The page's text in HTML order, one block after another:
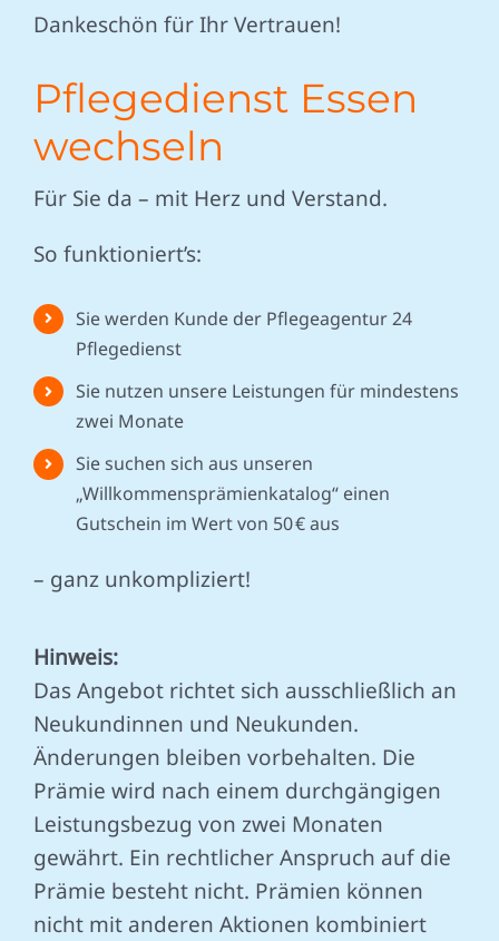
Dankeschön für Ihr Vertrauen!
Pflegedienst Essen
wechseln
Für Sie da – mit Herz und Verstand.
So funktioniert’s:
Sie werden Kunde der Pflegeagentur 24
Pflegedienst
Sie nutzen unsere Leistungen für mindestens
zwei Monate
Sie suchen sich aus unseren
„Willkommensprämienkatalog“ einen
Gutschein im Wert von 50 € aus
– ganz unkompliziert!
Hinweis:
Das Angebot richtet sich ausschließlich an
Neukundinnen und Neukunden.
Änderungen bleiben vorbehalten. Die
Prämie wird nach einem durchgängigen
Leistungsbezug von zwei Monaten
gewährt. Ein rechtlicher Anspruch auf die
Prämie besteht nicht. Prämien können
nicht mit anderen Aktionen kombiniert